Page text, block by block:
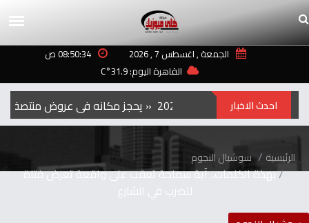
الجمعة , اغسطس 7 , 2026
08:50:34 ص
القاهرة اليوم: 31.9°C
احدث الاخبار
الرئيسية سوشيال النجوم
بهذة الكلمات.. آية سماحة تعقب على واقعة تعرض فتاة
للضرب في الشارع